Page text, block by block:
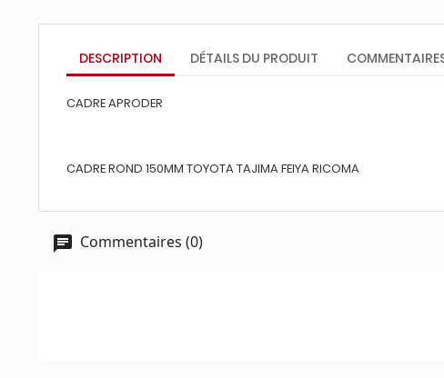
DESCRIPTION DÉTAILS DU PRODUIT
CADRE APRODER
CADRE ROND 150MM TOYOTA TAJIMA FEIYA RICOMA
Commentaires (0)